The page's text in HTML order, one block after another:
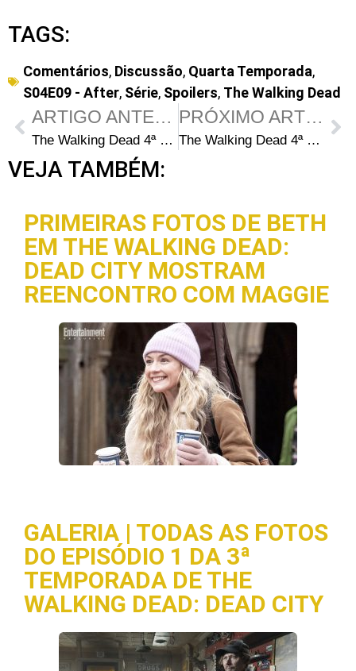
TAGS:
Comentários, Discussão, Quarta Temporada,
S04E09 - After, Série, Spoilers, The Walking Dead
ARTIGO ANTERIOR
The Walking Dead 4ª Temporada: Steven Yeun fala sobre o que vem a seguir para o “resistente” Glenn
PRÓXIMO ARTIGO
The Walking Dead 4ª Temporada Episódio 10 – Inmates
VEJA TAMBÉM:
PRIMEIRAS FOTOS DE BETH
EM THE WALKING DEAD:
DEAD CITY MOSTRAM
REENCONTRO COM MAGGIE
GALERIA | TODAS AS FOTOS
DO EPISÓDIO 1 DA 3ª
TEMPORADA DE THE
WALKING DEAD: DEAD CITY